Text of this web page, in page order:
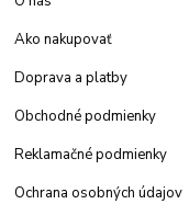
Ako nakupovať
Doprava a platby
Obchodné podmienky
Reklamačné podmienky
Ochrana osobných údajov